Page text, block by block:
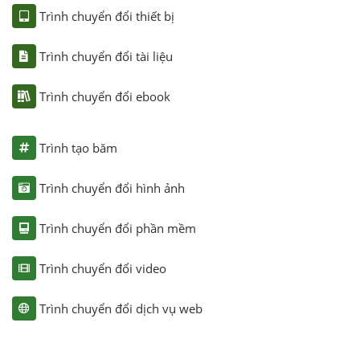
Trình chuyển đổi thiết bị
Trình chuyển đổi tài liệu
Trình chuyển đổi ebook
Trình tạo băm
Trình chuyển đổi hình ảnh
Trình chuyển đổi phần mềm
Trình chuyển đổi video
Trình chuyển đổi dịch vụ web